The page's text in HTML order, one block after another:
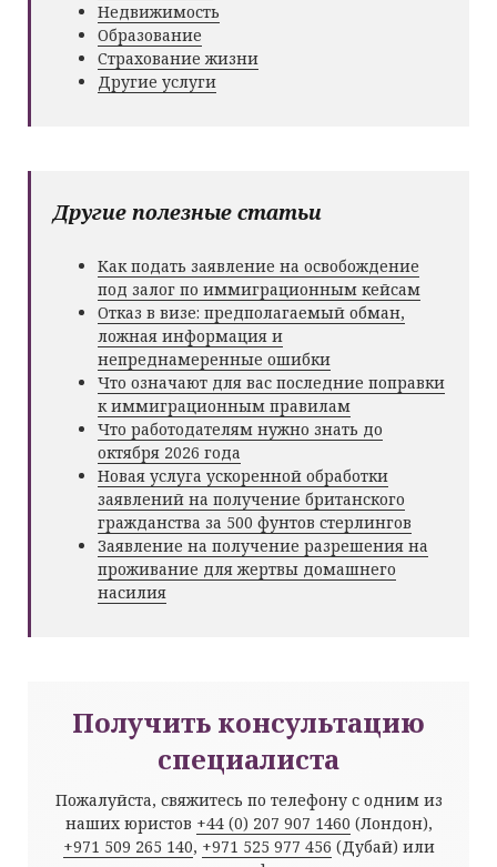
Недвижимость
Образование
Страхование жизни
Другие услуги
Другие полезные статьи
Как подать заявление на освобождение
под залог по иммиграционным кейсам
Отказ в визе: предполагаемый обман,
ложная информация и
непреднамеренные ошибки
Что означают для вас последние поправки
к иммиграционным правилам
Что работодателям нужно знать до
октября 2026 года
Новая услуга ускоренной обработки
заявлений на получение британского
гражданства за 500 фунтов стерлингов
Заявление на получение разрешения на
проживание для жертвы домашнего
насилия
Получить консультацию
специалиста
Пожалуйста, свяжитесь по телефону с одним из
наших юристов +44 (0) 207 907 1460 (Лондон),
+971 509 265 140, +971 525 977 456 (Дубай) или